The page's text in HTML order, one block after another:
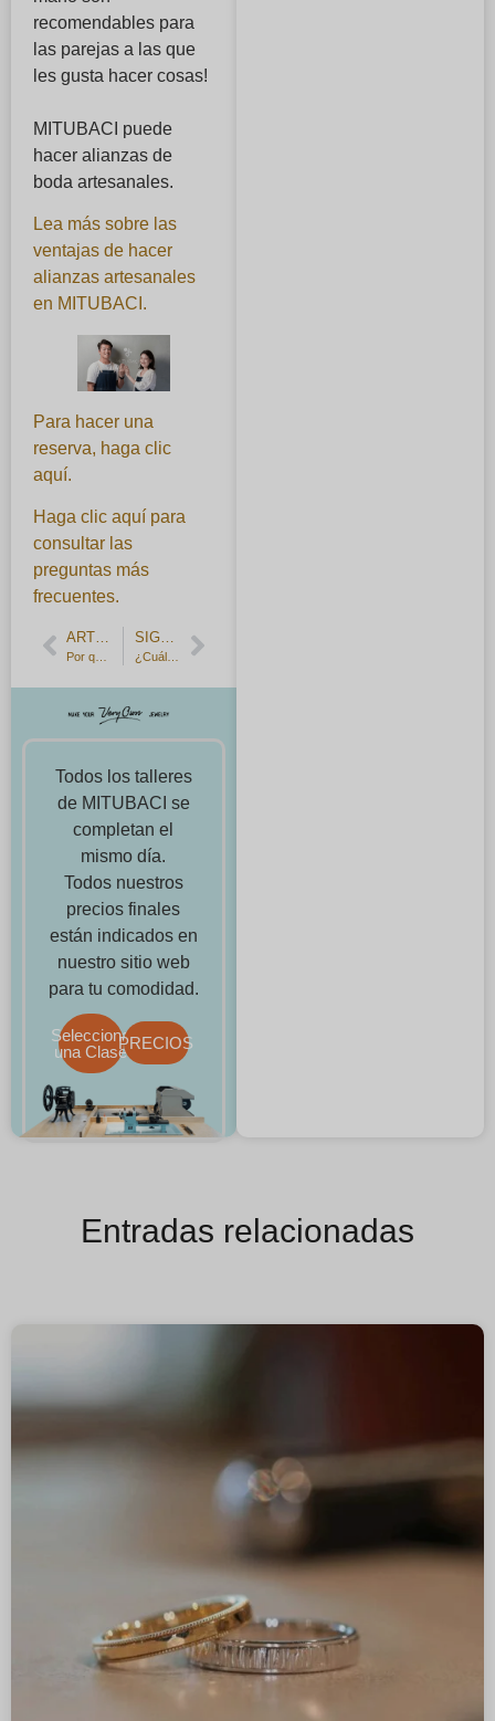
recomendables para
las parejas a las que
les gusta hacer cosas!
MITUBACI puede
hacer alianzas de
boda artesanales.
Lea más sobre las
ventajas de hacer
alianzas artesanales
en MITUBACI.
Para hacer una
reserva, haga clic
aquí.
Haga clic aquí para
consultar las
preguntas más
frecuentes.
Todos los talleres
de MITUBACI se
completan el
mismo día.
Todos nuestros
precios finales
están indicados en
nuestro sitio web
para tu comodidad.
Selecciona
una ClasePRECIOS
Entradas relacionadas